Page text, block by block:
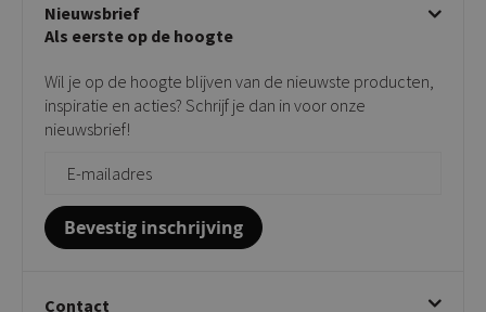
Privacy policy
Taupe stoelen
Tuinstoelen
Bijzettafels
Showroom
Contact
Onderhoudsproducten
Vloerbescherming
Giftcards
Nieuwsbrief
Als eerste op de hoogte
Wil je op de hoogte blijven van de nieuwste producten,
inspiratie en acties? Schrijf je dan in voor onze
nieuwsbrief!
Bevestig inschrijving
Contact